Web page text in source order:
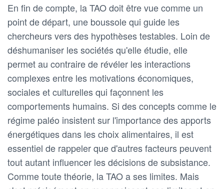
En fin de compte, la TAO doit être vue comme un
point de départ, une boussole qui guide les
chercheurs vers des hypothèses testables. Loin de
déshumaniser les sociétés qu'elle étudie, elle
permet au contraire de révéler les interactions
complexes entre les motivations économiques,
sociales et culturelles qui façonnent les
comportements humains. Si des concepts comme le
régime paléo insistent sur l'importance des apports
énergétiques dans les choix alimentaires, il est
essentiel de rappeler que d'autres facteurs peuvent
tout autant influencer les décisions de subsistance.
Comme toute théorie, la TAO a ses limites. Mais